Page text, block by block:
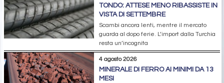
TONDO: ATTESE MENO RIBASSISTE IN
VISTA DI SETTEMBRE
Scambi ancora lenti, mentre il mercato
guarda al dopo ferie. L’import dalla Turchia
resta un’incognita
4 agosto 2026
MINERALE DI FERRO AI MINIMI DA 13
MESI